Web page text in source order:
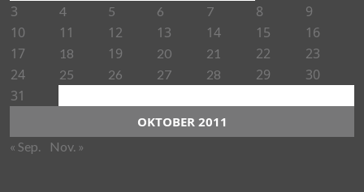
OKTOBER 2011
3
4 5 6 7 8
9
10
11 12 13 14 15
16
17
18 19 20 21 22
23
24
25 26 27 28 29
30
31
« Sep. Nov. »